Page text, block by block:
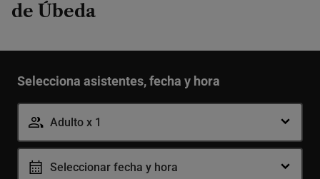
de Úbeda
Selecciona asistentes, fecha y hora
Adulto x 1
Seleccionar fecha y hora